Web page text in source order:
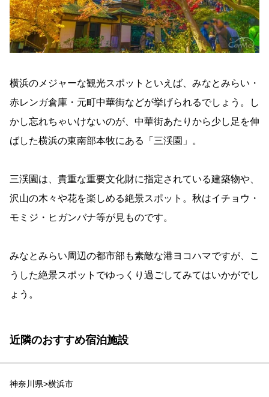
横浜のメジャーな観光スポットといえば、みなとみらい・
赤レンガ倉庫・元町中華街などが挙げられるでしょう。し
かし忘れちゃいけないのが、中華街あたりから少し足を伸
ばした横浜の東南部本牧にある「三渓園」。
三渓園は、貴重な重要文化財に指定されている建築物や、
沢山の木々や花を楽しめる絶景スポット。秋はイチョウ・
モミジ・ヒガンバナ等が見ものです。
みなとみらい周辺の都市部も素敵な港ヨコハマですが、こ
うした絶景スポットでゆっくり過ごしてみてはいかがでし
ょう。
近隣のおすすめ宿泊施設
神奈川県>横浜市